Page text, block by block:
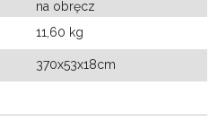
na obręcz
11,60 kg
370x53x18cm